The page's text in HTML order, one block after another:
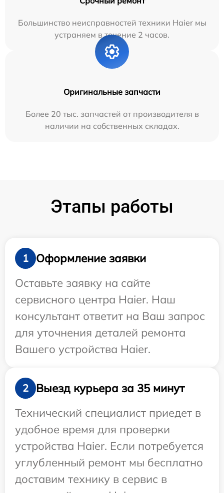
Большинство неисправностей техники Haier мы
устраняем в течение 2 часов.
Оригинальные запчасти
Более 20 тыс. запчастей от производителя в
наличии на собственных складах.
Этапы работы
1
Оформление заявки
Оставьте заявку на сайте
сервисного центра Haier. Наш
консультант ответит на Ваш запрос
для уточнения деталей ремонта
Вашего устройства Haier.
2
Выезд курьера за 35 минут
Технический специалист приедет в
удобное время для проверки
устройства Haier. Если потребуется
углубленный ремонт мы бесплатно
доставим технику в сервис в